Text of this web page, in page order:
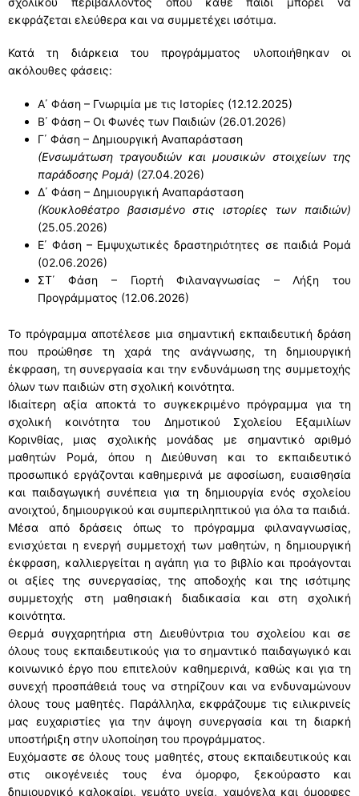
εκφράζεται ελεύθερα και να συμμετέχει ισότιμα.
Κατά τη διάρκεια του προγράμματος υλοποιήθηκαν οι
ακόλουθες φάσεις:
Α΄ Φάση – Γνωριμία με τις Ιστορίες (12.12.2025)
Β΄ Φάση – Οι Φωνές των Παιδιών (26.01.2026)
Γ΄ Φάση – Δημιουργική Αναπαράσταση
(Ενσωμάτωση τραγουδιών και μουσικών στοιχείων της
παράδοσης Ρομά) (27.04.2026)
Δ΄ Φάση – Δημιουργική Αναπαράσταση
(Κουκλοθέατρο βασισμένο στις ιστορίες των παιδιών)
(25.05.2026)
Ε΄ Φάση – Εμψυχωτικές δραστηριότητες σε παιδιά Ρομά
(02.06.2026)
ΣΤ΄ Φάση – Γιορτή Φιλαναγνωσίας – Λήξη του
Προγράμματος (12.06.2026)
Το πρόγραμμα αποτέλεσε μια σημαντική εκπαιδευτική δράση
που προώθησε τη χαρά της ανάγνωσης, τη δημιουργική
έκφραση, τη συνεργασία και την ενδυνάμωση της συμμετοχής
όλων των παιδιών στη σχολική κοινότητα.
Ιδιαίτερη αξία αποκτά το συγκεκριμένο πρόγραμμα για τη
σχολική κοινότητα του Δημοτικού Σχολείου Εξαμιλίων
Κορινθίας, μιας σχολικής μονάδας με σημαντικό αριθμό
μαθητών Ρομά, όπου η Διεύθυνση και το εκπαιδευτικό
προσωπικό εργάζονται καθημερινά με αφοσίωση, ευαισθησία
και παιδαγωγική συνέπεια για τη δημιουργία ενός σχολείου
ανοιχτού, δημιουργικού και συμπεριληπτικού για όλα τα παιδιά.
Μέσα από δράσεις όπως το πρόγραμμα φιλαναγνωσίας,
ενισχύεται η ενεργή συμμετοχή των μαθητών, η δημιουργική
έκφραση, καλλιεργείται η αγάπη για το βιβλίο και προάγονται
οι αξίες της συνεργασίας, της αποδοχής και της ισότιμης
συμμετοχής στη μαθησιακή διαδικασία και στη σχολική
κοινότητα.
Θερμά συγχαρητήρια στη Διευθύντρια του σχολείου και σε
όλους τους εκπαιδευτικούς για το σημαντικό παιδαγωγικό και
κοινωνικό έργο που επιτελούν καθημερινά, καθώς και για τη
συνεχή προσπάθειά τους να στηρίζουν και να ενδυναμώνουν
όλους τους μαθητές. Παράλληλα, εκφράζουμε τις ειλικρινείς
μας ευχαριστίες για την άψογη συνεργασία και τη διαρκή
υποστήριξη στην υλοποίηση του προγράμματος.
Ευχόμαστε σε όλους τους μαθητές, στους εκπαιδευτικούς και
στις οικογένειές τους ένα όμορφο, ξεκούραστο και
δημιουργικό καλοκαίρι, γεμάτο υγεία, χαμόγελα και όμορφες